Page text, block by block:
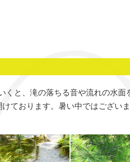
と、滝の落ちる音や流れの水面
ております。暑い中ではござい